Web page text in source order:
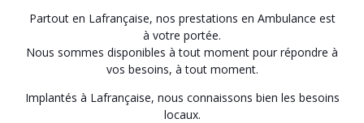
Partout en Lafrançaise, nos prestations en Ambulance est
à votre portée.
Nous sommes disponibles à tout moment pour répondre à
vos besoins, à tout moment.
Implantés à Lafrançaise, nous connaissons bien les besoins
locaux.